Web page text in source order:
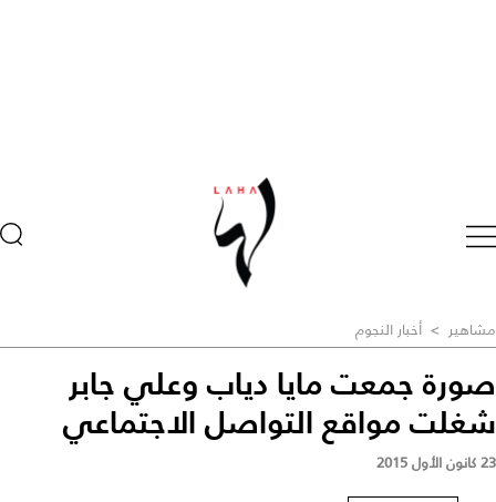
مشاهير > أخبار النجوم
صورة جمعت مايا دياب وعلي جابر
شغلت مواقع التواصل الاجتماعي
23 كانون الأول 2015